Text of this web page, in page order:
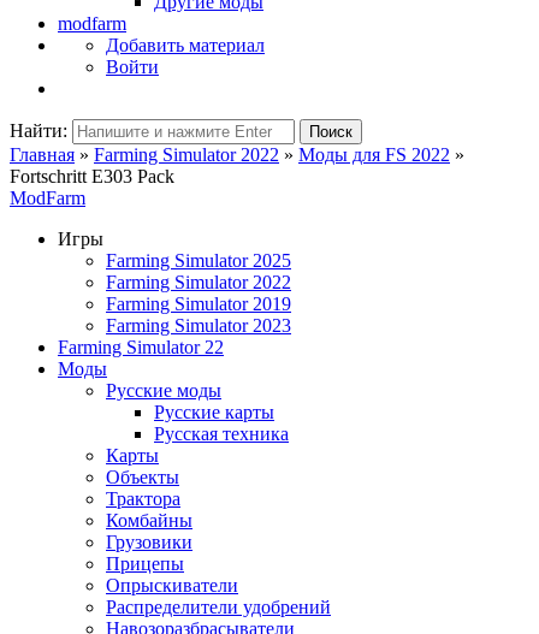
modfarm
Добавить материал
Войти
Найти: Поиск
Главная » Farming Simulator 2022 » Моды для FS 2022 »
Fortschritt E303 Pack
ModFarm
Игры
Farming Simulator 2025
Farming Simulator 2022
Farming Simulator 2019
Farming Simulator 2023
Farming Simulator 22
Моды
Русские моды
Русские карты
Русская техника
Карты
Объекты
Трактора
Комбайны
Грузовики
Прицепы
Опрыскиватели
Распределители удобрений
Навозоразбрасыватели